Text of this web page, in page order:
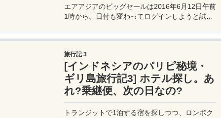
エアアジアのビッグセールは2016年6月12日午前
1時から。日付も変わってログインしようと試み
旅行記 3
[インドネシアのパリピ秘境・
ギリ島旅行記3] ホテル探し。あ
れ?乗継便、次の日なの?
トランジットで1泊する宿を探しつつ、ロンボク